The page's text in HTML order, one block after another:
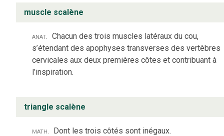
muscle scalène
anat.
Chacun des trois muscles latéraux du cou,
s’étendant des apophyses transverses des vertèbres
cervicales aux deux premières côtes et contribuant à
l’inspiration.
triangle scalène
math. Dont les trois côtés sont inégaux.